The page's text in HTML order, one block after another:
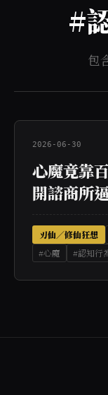
#
包
2026-06-30
心魔竟靠
開諮商所
刃仙／修仙狂想
#心魔
#認知行